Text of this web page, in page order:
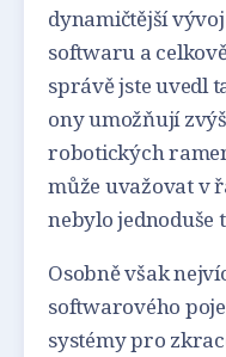
dynamičtější
softwaru a
správě jste uvedl
ony umožňují
robotických
může uvažovat v
nebylo jednoduše
Osobně však
softwarového
systémy pro